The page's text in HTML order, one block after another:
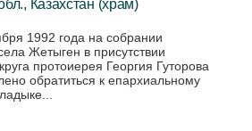
Казахстан (храм)
1992 года на собрании
Жетыген в присутствии
протоиерея Георгия Гуторова
обратиться к епархиальному